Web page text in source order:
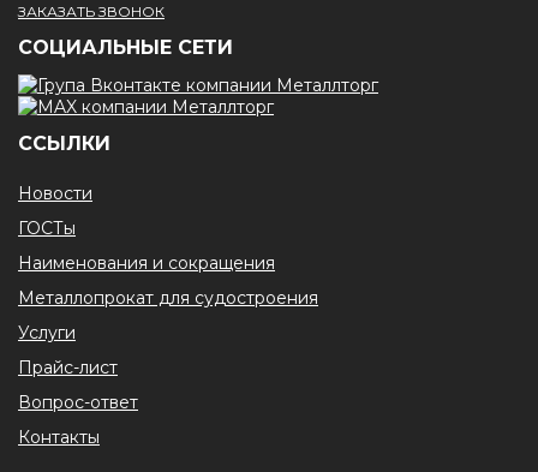
ЗАКАЗАТЬ ЗВОНОК
CОЦИАЛЬНЫЕ СЕТИ
ССЫЛКИ
Новости
ГОСТы
Наименования и сокращения
Металлопрокат для судостроения
Услуги
Прайс-лист
Вопрос-ответ
Контакты